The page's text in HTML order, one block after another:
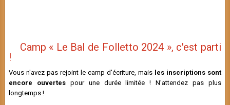
Camp « Le Bal de Folletto 2024 », c'est parti
!
Vous n'avez pas rejoint le camp d'écriture, mais les inscriptions sont
encore ouvertespour une durée limitée ! N'attendez pas plus
longtemps !